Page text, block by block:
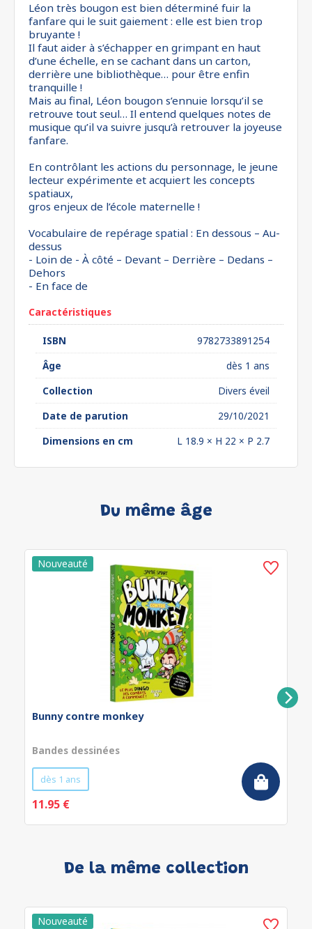
Léon très bougon est bien déterminé fuir la
fanfare qui le suit gaiement : elle est bien trop
bruyante !
Il faut aider à s’échapper en grimpant en haut
d’une échelle, en se cachant dans un carton,
derrière une bibliothèque… pour être enfin
tranquille !
Mais au final, Léon bougon s’ennuie lorsqu’il se
retrouve tout seul… Il entend quelques notes de
musique qu’il va suivre jusqu’à retrouver la joyeuse
fanfare.
En contrôlant les actions du personnage, le jeune
lecteur expérimente et acquiert les concepts
spatiaux,
gros enjeux de l’école maternelle !
Vocabulaire de repérage spatial : En dessous – Au-
dessus
- Loin de - À côté – Devant – Derrière – Dedans –
Dehors
- En face de
Caractéristiques
ISBN
9782733891254
Âge
dès 1 ans
Collection
Divers éveil
Date de parution
29/10/2021
Dimensions en cm
L 18.9 × H 22 × P 2.7
Du même âge
Bunny contre monkey
Bandes dessinées
dès 1 ans
11.95 €
De la même collection